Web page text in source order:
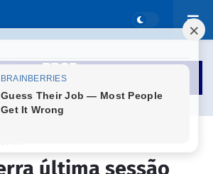
última sessão